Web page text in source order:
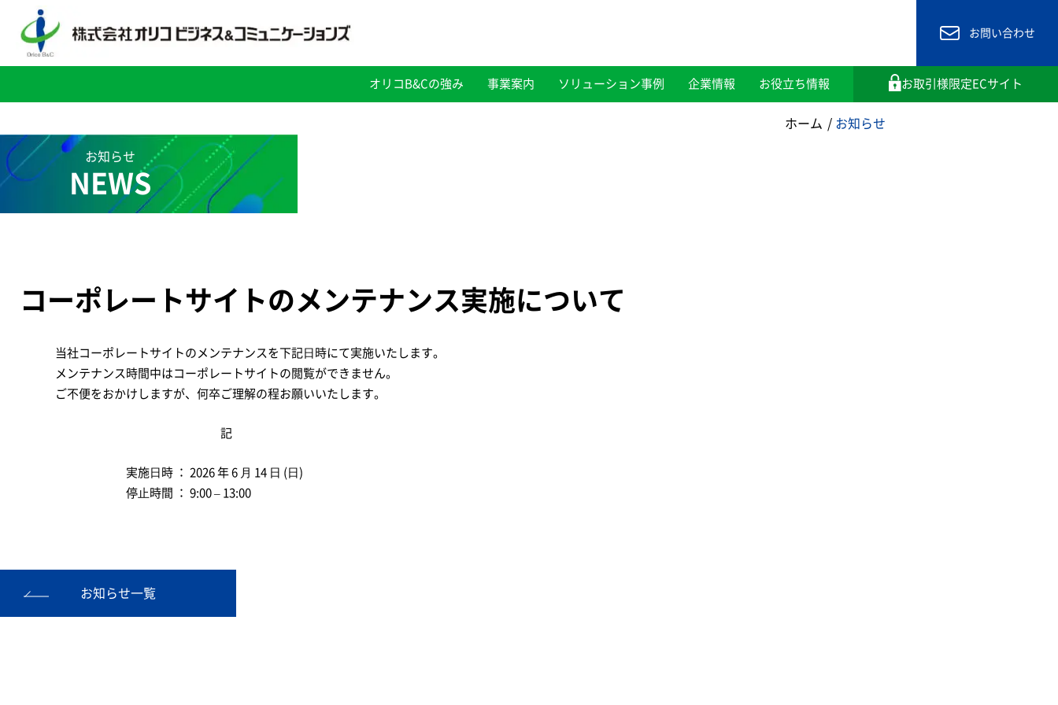
お問い合わせ
オリコB&Cの強み 事業案内 ソリューション事例 企業情報 お役立ち情報 お取引様限定ECサイト
ホーム お知らせ
お知らせ
NEWS
コーポレートサイトのメンテナンス実施について
当社コーポレートサイトのメンテナンスを下記⽇時にて実施いたします。
メンテナンス時間中はコーポレートサイトの閲覧ができません。
ご不便をおかけしますが、何卒ご理解の程お願いいたします。
記
実施⽇時 ： 2026 年 6 ⽉ 14 ⽇ (⽇)
停⽌時間 ： 9:00 – 13:00
お知らせ一覧